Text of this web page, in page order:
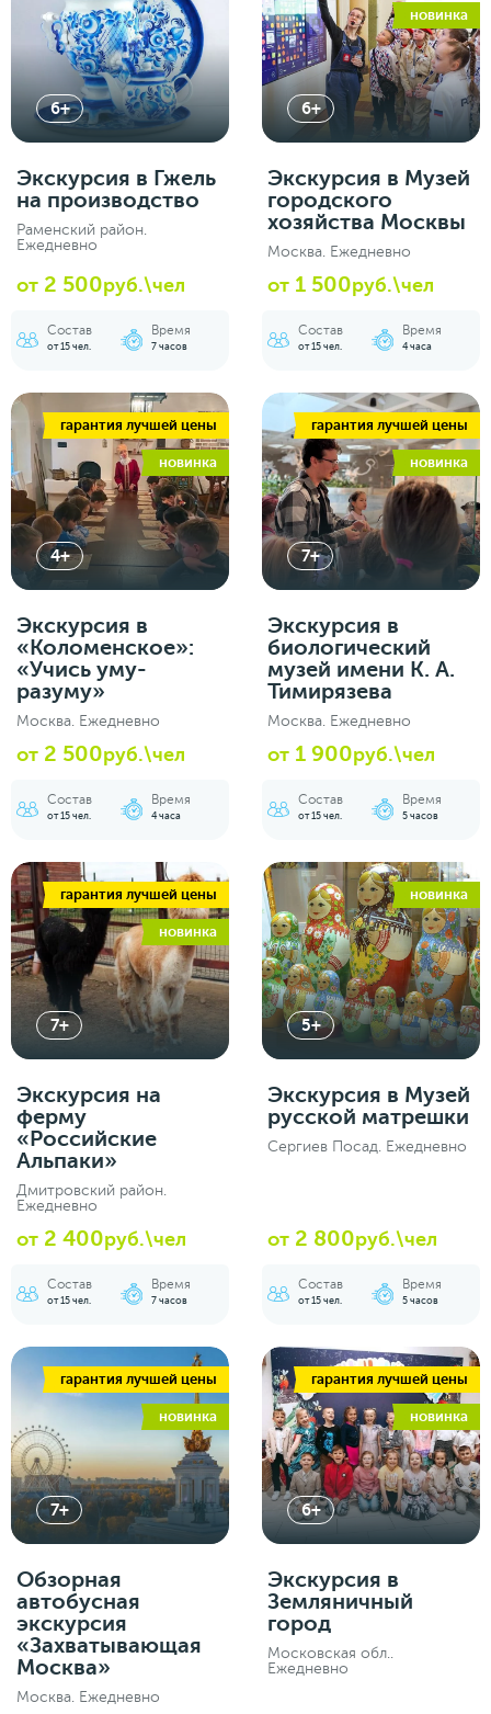
6+
Экскурсия в Гжель
на производство
Раменский район.
Ежедневно
от 2 500руб.\чел
Состав
от 15 чел.
Время
7 часов
новинка
6+
Экскурсия в Музей
городского
хозяйства Москвы
Москва. Ежедневно
от 1 500руб.\чел
Состав
от 15 чел.
Время
4 часа
гарантия лучшей цены
новинка
4+
Экскурсия в
«Коломенское»:
«Учись уму-
разуму»
Москва. Ежедневно
от 2 500руб.\чел
Состав
от 15 чел.
Время
4 часа
гарантия лучшей цены
новинка
7+
Экскурсия в
биологический
музей имени К. А.
Тимирязева
Москва. Ежедневно
от 1 900руб.\чел
Состав
от 15 чел.
Время
5 часов
гарантия лучшей цены
новинка
7+
Экскурсия на
ферму
«Российские
Альпаки»
Дмитровский район.
Ежедневно
от 2 400руб.\чел
Состав
от 15 чел.
Время
7 часов
новинка
5+
Экскурсия в Музей
русской матрешки
Сергиев Посад. Ежедневно
от 2 800руб.\чел
Состав
от 15 чел.
Время
5 часов
гарантия лучшей цены
новинка
7+
Обзорная
автобусная
экскурсия
«Захватывающая
Москва»
Москва. Ежедневно
гарантия лучшей цены
новинка
6+
Экскурсия в
Земляничный
город
Московская обл..
Ежедневно